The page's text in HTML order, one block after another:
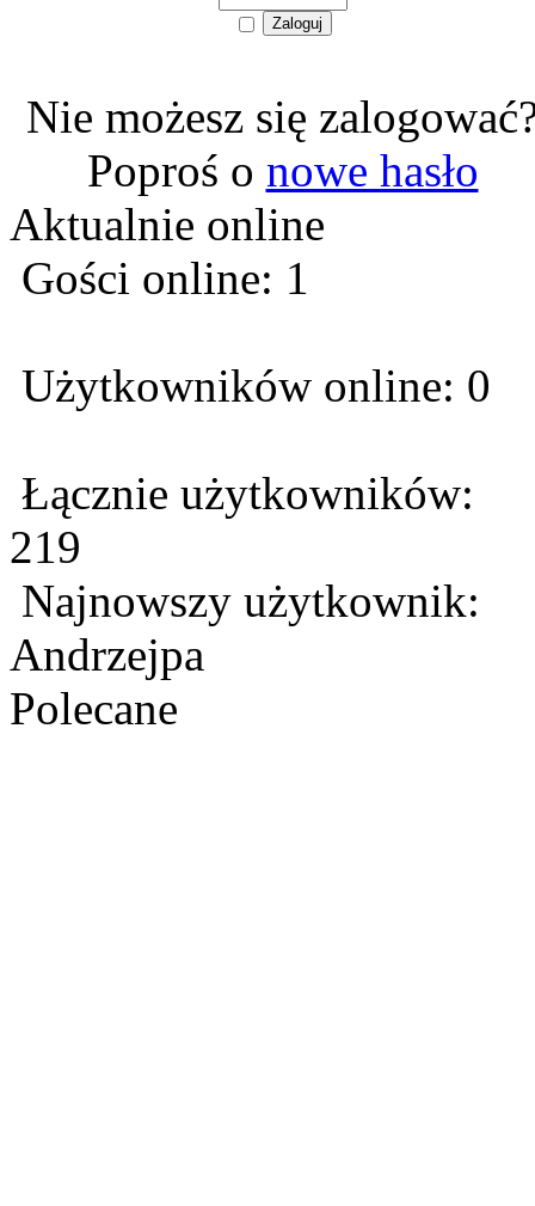
Nie możesz się
Poproś o nowe hasło
Aktualnie online
Gości online: 1
Użytkowników online: 0
Łącznie użytkowników:
219
Najnowszy użytkownik:
Andrzejpa
Polecane